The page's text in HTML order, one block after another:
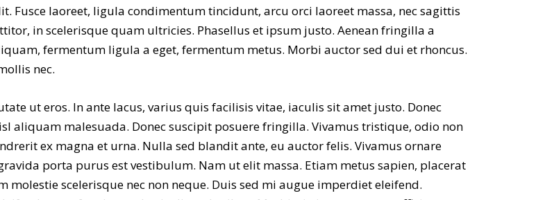
Fusce laoreet, ligula condimentum tincidunt, arcu orci laoreet massa, nec sagittis
in scelerisque quam ultricies. Phasellus et ipsum justo. Aenean fringilla a
fermentum ligula a eget, fermentum metus. Morbi auctor sed dui et rhoncus.
nec.
ut eros. In ante lacus, varius quis facilisis vitae, iaculis sit amet justo. Donec
aliquam malesuada. Donec suscipit posuere fringilla. Vivamus tristique, odio non
ex magna et urna. Nulla sed blandit ante, eu auctor felis. Vivamus ornare
porta purus est vestibulum. Nam ut elit massa. Etiam metus sapien, placerat
molestie scelerisque nec non neque. Duis sed mi augue imperdiet eleifend.